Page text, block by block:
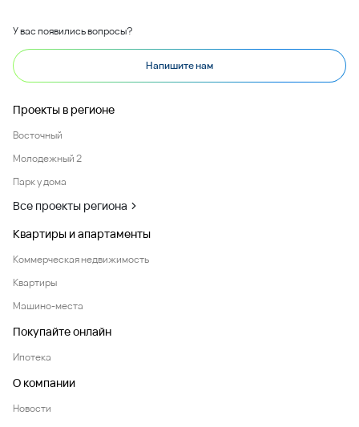
У вас появились вопросы?
Напишите нам
Проекты в регионе
Восточный
Молодежный 2
Парк у дома
Все проекты региона
Квартиры и апартаменты
Коммерческая недвижимость
Квартиры
Машино-места
Покупайте онлайн
Ипотека
О компании
Новости